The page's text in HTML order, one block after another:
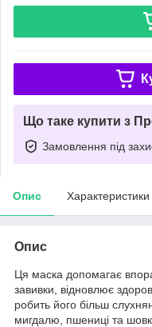
Що таке купити з
Замовлення під
Опис Характеристики
Опис
Ця маска допомагає
завивки, відновлює
робить його більш
мигдалю, пшениці та